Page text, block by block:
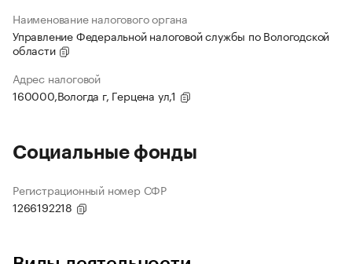
Наименование налогового органа
Управление Федеральной налоговой службы по Вологодской
области
Адрес налоговой
160000,Вологда г, Герцена ул,1
Социальные фонды
Регистрационный номер СФР
1266192218